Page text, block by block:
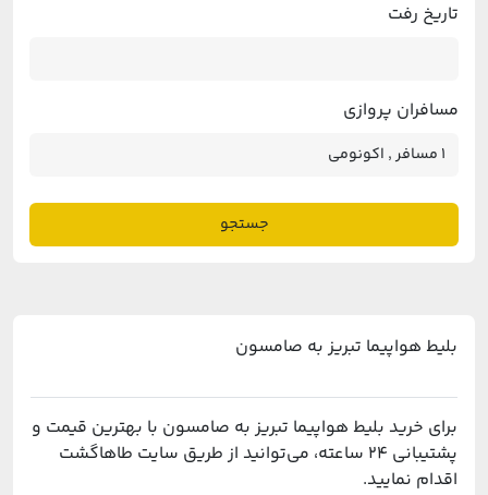
تاریخ رفت
مسافران پروازی
جستجو
بلیط هواپیما تبریز به صامسون
برای خرید بلیط هواپیما تبریز به صامسون با بهترین قیمت و
پشتیبانی ۲۴ ساعته، می‌توانید از طریق سایت طاهاگشت
اقدام نمایید.